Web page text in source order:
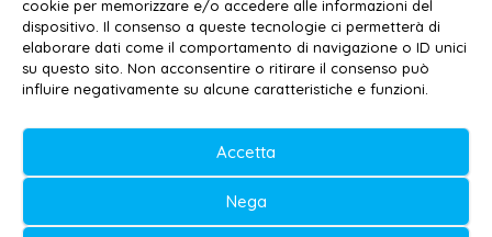
cookie per memorizzare e/o accedere alle informazioni del
dispositivo. Il consenso a queste tecnologie ci permetterà di
elaborare dati come il comportamento di navigazione o ID unici
su questo sito. Non acconsentire o ritirare il consenso può
influire negativamente su alcune caratteristiche e funzioni.
Accetta
Nega
Contatti –Disclaimer
Privacy policy –Cookie policy
Testata iscritta al n. 11/2020 Registro della
Stampa Tribunale di Lecce